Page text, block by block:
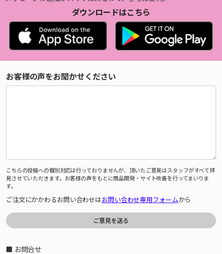
ダウンロードはこちら
お客様の声をお聞かせください
こちらの投稿への個別対応は行っておりませんが、頂いたご意見はスタッフがすべて拝
見させていただきます。お客様の声をもとに商品開発・サイト改善を行ってまいりま
す。
ご注文にかかわるお問い合わせはお問い合わせ専用フォームから
■ お問合せ